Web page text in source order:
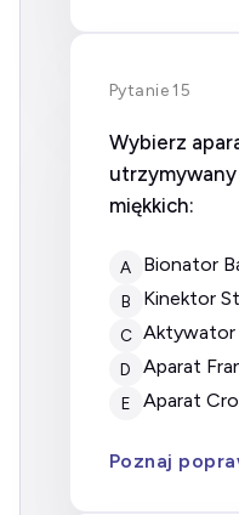
Pytanie 15
Wybierz
miękkich:
A bionator
B kinektor
C
D aparat
E aparat
Poznaj